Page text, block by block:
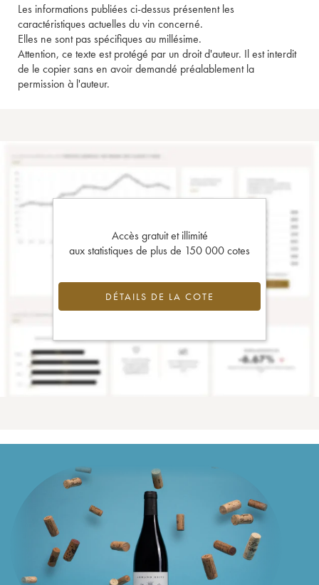
Les informations publiées ci-dessus présentent les
caractéristiques actuelles du vin concerné.
Elles ne sont pas spécifiques au millésime.
Attention, ce texte est protégé par un droit d'auteur. Il est interdit
de le copier sans en avoir demandé préalablement la
permission à l'auteur.
Accès gratuit et illimité
aux statistiques de plus de 150 000 cotes
DÉTAILS DE LA COTE